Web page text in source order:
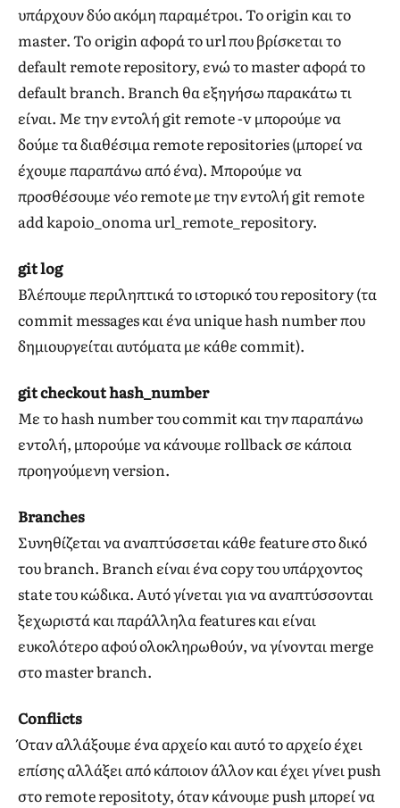
υπάρχουν δύο ακόμη παραμέτροι. Το origin και το
master. To origin αφορά το url που βρίσκεται το
default remote repository, ενώ το master αφορά το
default branch. Branch θα εξηγήσω παρακάτω τι
είναι. Με την εντολή git remote -v μπορούμε να
δούμε τα διαθέσιμα remote repositories (μπορεί να
έχουμε παραπάνω από ένα). Μπορούμε να
προσθέσουμε νέο remote με την εντολή git remote
add kapoio_onoma url_remote_repository.
git log
Βλέπουμε περιληπτικά το ιστορικό του repository (τα
commit messages και ένα unique hash number που
δημιουργείται αυτόματα με κάθε commit).
git checkout hash_number
Με το hash number του commit και την παραπάνω
εντολή, μπορούμε να κάνουμε rollback σε κάποια
προηγούμενη version.
Branches
Συνηθίζεται να αναπτύσσεται κάθε feature στο δικό
του branch. Branch είναι ένα copy του υπάρχοντος
state του κώδικα. Αυτό γίνεται για να αναπτύσσονται
ξεχωριστά και παράλληλα features και είναι
ευκολότερο αφού ολοκληρωθούν, να γίνονται merge
στο master branch.
Conflicts
Όταν αλλάξουμε ένα αρχείο και αυτό το αρχείο έχει
επίσης αλλάξει από κάποιον άλλον και έχει γίνει push
στο remote repositoty, όταν κάνουμε push μπορεί να